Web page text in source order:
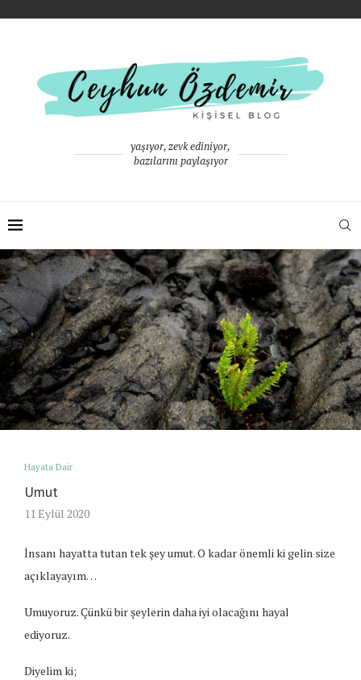
yaşıyor, zevk ediniyor,
bazılarını paylaşıyor
Hayata Dair
Umut
11 Eylül 2020
İnsanı hayatta tutan tek şey umut. O kadar önemli ki gelin size
açıklayayım…
Umuyoruz. Çünkü bir şeylerin daha iyi olacağını hayal
ediyoruz.
Diyelim ki;